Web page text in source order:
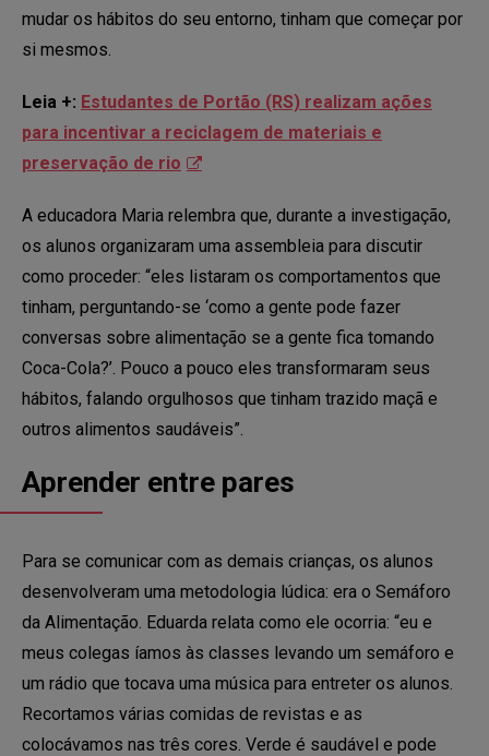
mudar os hábitos do seu entorno, tinham que começar por
si mesmos.
Leia +: Estudantes de Portão (RS) realizam ações
para incentivar a reciclagem de materiais e
preservação de rio
A educadora Maria relembra que, durante a investigação,
os alunos organizaram uma assembleia para discutir
como proceder: “eles listaram os comportamentos que
tinham, perguntando-se ‘como a gente pode fazer
conversas sobre alimentação se a gente fica tomando
Coca-Cola?’. Pouco a pouco eles transformaram seus
hábitos, falando orgulhosos que tinham trazido maçã e
outros alimentos saudáveis”.
Aprender entre pares
Para se comunicar com as demais crianças, os alunos
desenvolveram uma metodologia lúdica: era o Semáforo
da Alimentação. Eduarda relata como ele ocorria: “eu e
meus colegas íamos às classes levando um semáforo e
um rádio que tocava uma música para entreter os alunos.
Recortamos várias comidas de revistas e as
colocávamos nas três cores. Verde é saudável e pode